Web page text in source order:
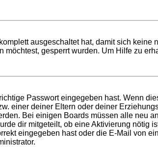
ausgeschaltet hat, damit sich
möchtest, gesperrt wurden. Um Hilfe zu
Passwort eingegeben hast. Wenn
einer deiner Eltern oder deiner
Bei einigen Boards müssen alle neu
dir mitgeteilt, ob eine Aktivierung nötig
eingegeben hast oder die E-Mail von